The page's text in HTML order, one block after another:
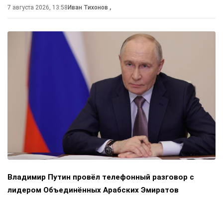
7 августа 2026, 13:58 Иван Тихонов ,
Владимир Путин провёл телефонный разговор с
лидером Объединённых Арабских Эмиратов